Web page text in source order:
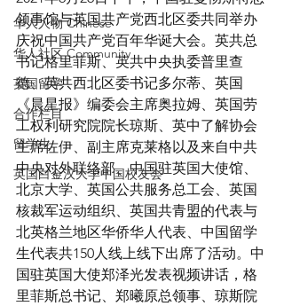
华人人物 Chinese
华人社区 Community
英国留学
合作栏目
留学生
英国白金汉大学中国校友会
领事馆与英国共产党西北区委共同举办
庆祝中国共产党百年华诞大会。英共总
书记格里菲斯、英共中央执委普里查
德、英共西北区委书记多尔蒂、英国
《晨星报》编委会主席奥拉姆、英国劳
工权利研究院院长琼斯、英中了解协会
主席佐伊、副主席克莱格以及来自中共
中央对外联络部、中国驻英国大使馆、
北京大学、英国公共服务总工会、英国
核裁军运动组织、英国共青盟的代表与
北英格兰地区华侨华人代表、中国留学
生代表共150人线上线下出席了活动。中
国驻英国大使郑泽光发表视频讲话，格
里菲斯总书记、郑曦原总领事、琼斯院